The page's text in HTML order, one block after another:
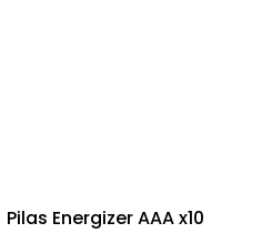
Pilas Energizer AAA x10